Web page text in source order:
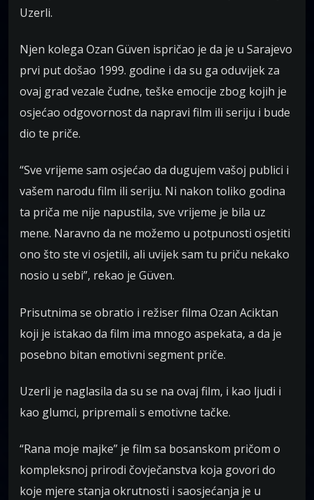
Uzerli.
Njen kolega Ozan Güven ispričao je da je u Sarajevo
prvi put došao 1999. godine i da su ga oduvijek za
ovaj grad vezale čudne, teške emocije zbog kojih je
osjećao odgovornost da napravi film ili seriju i bude
dio te priče.
“Sve vrijeme sam osjećao da dugujem vašoj publici i
vašem narodu film ili seriju. Ni nakon toliko godina
ta priča me nije napustila, sve vrijeme je bila uz
mene. Naravno da ne možemo u potpunosti osjetiti
ono što ste vi osjetili, ali uvijek sam tu priču nekako
nosio u sebi”, rekao je Güven.
Prisutnima se obratio i režiser filma Ozan Aciktan
koji je istakao da film ima mnogo aspekata, a da je
posebno bitan emotivni segment priče.
Uzerli je naglasila da su se na ovaj film, i kao ljudi i
kao glumci, pripremali s emotivne tačke.
“Rana moje majke” je film sa bosanskom pričom o
kompleksnoj prirodi čovječanstva koja govori do
koje mjere stanja okrutnosti i saosjećanja je u